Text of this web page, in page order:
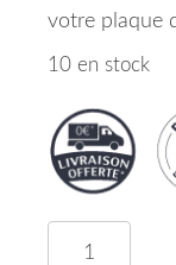
votre plaque
10 en stock